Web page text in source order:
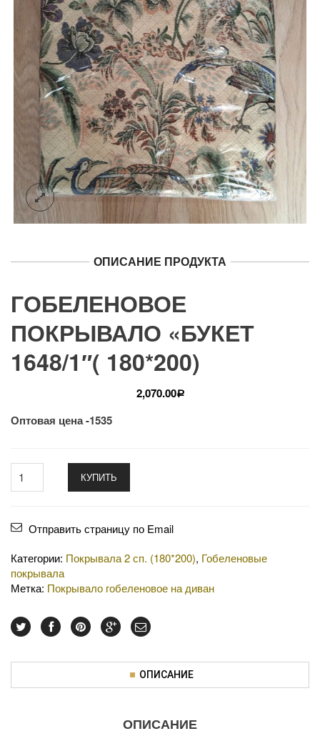
ОПИСАНИЕ ПРОДУКТА
ГОБЕЛЕНОВОЕ
ПОКРЫВАЛО «БУКЕТ
1648/1″( 180*200)
2,070.00Р
Оптовая цена -1535
КУПИТЬ
Отправить страницу по Email
Категории: Покрывала 2 сп. (180*200), Гобеленовые
покрывала
Метка: Покрывало гобеленовое на диван
ОПИСАНИЕ
ОПИСАНИЕ